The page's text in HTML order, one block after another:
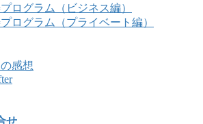
ログラム（ビジネス編）
ログラム（プライベート編）
感想
せ